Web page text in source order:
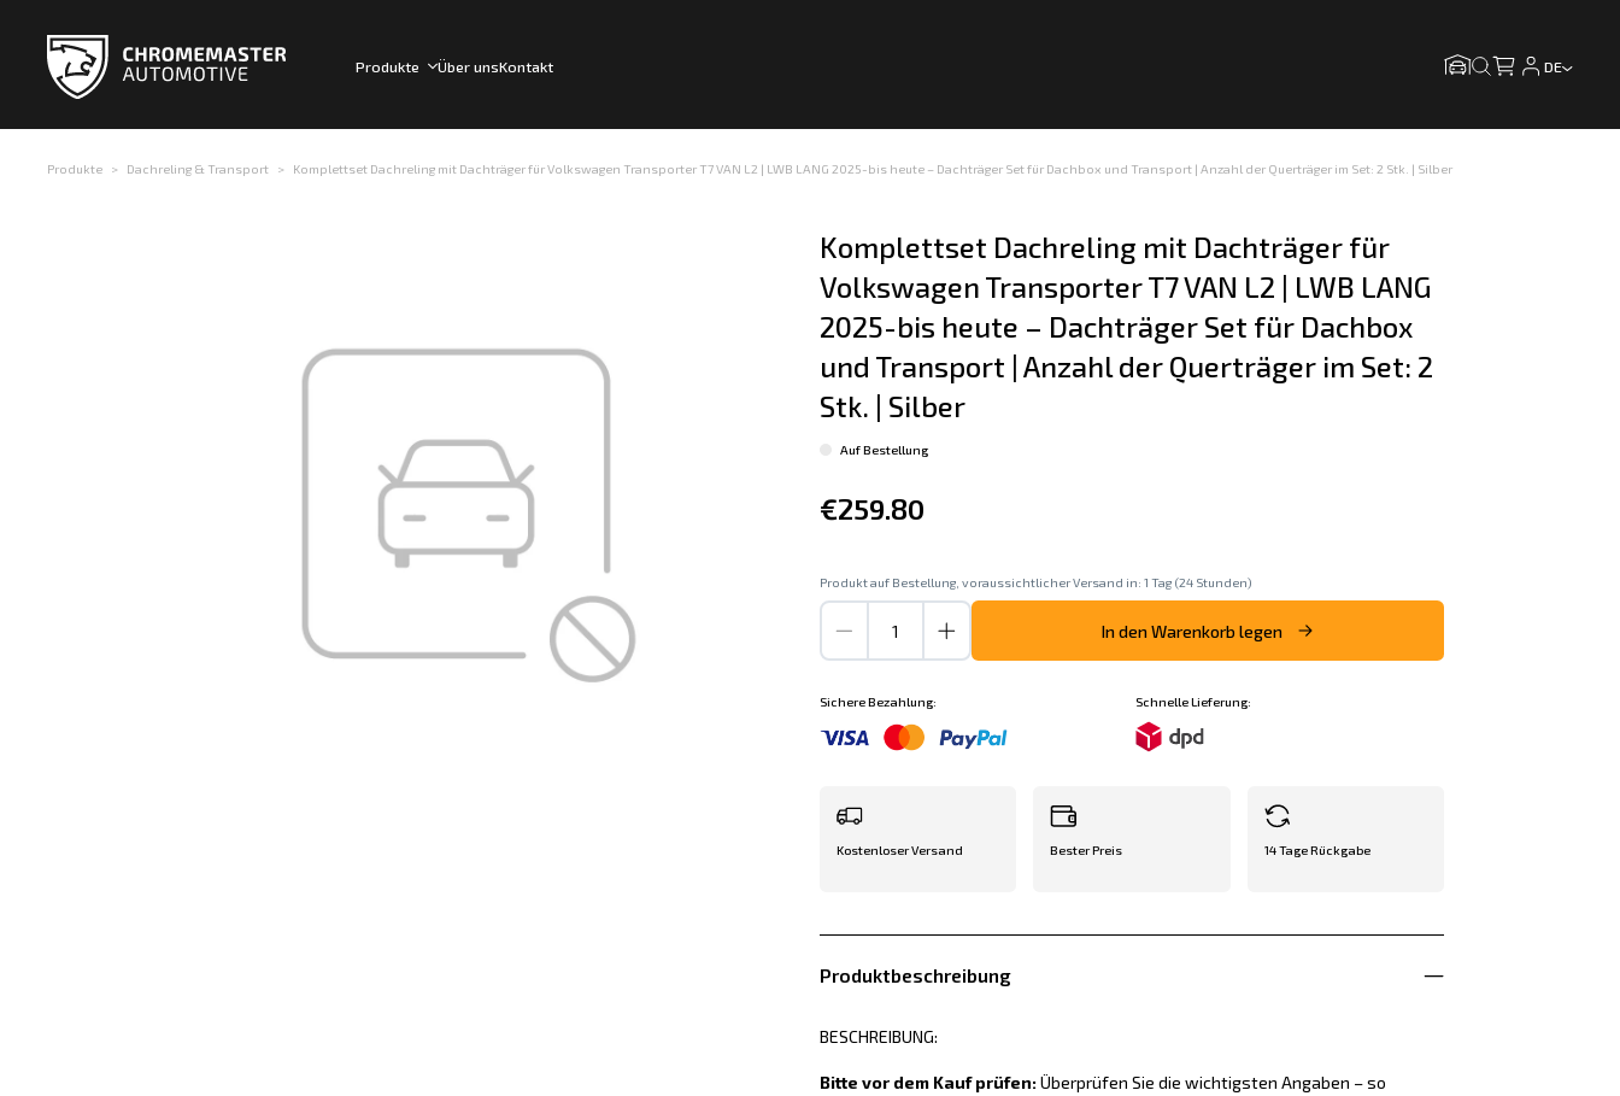
Produkte Über unsKontakt DE
Produkte Dachreling & Transport Komplettset Dachreling mit Dachträger für Volkswagen Transporter T7 VAN L2 | LWB LANG 2025-bis heute – Dachträger Set für Dachbox und Transport | Anzahl der Querträger im Set: 2 Stk. | Silber
Komplettset Dachreling mit Dachträger für
Volkswagen Transporter T7 VAN L2 | LWB LANG
2025-bis heute – Dachträger Set für Dachbox
und Transport | Anzahl der Querträger im Set: 2
Stk. | Silber
Auf Bestellung
€259.80
Produkt auf Bestellung, voraussichtlicher Versand in: 1 Tag (24 Stunden)
In den Warenkorb legen
Sichere Bezahlung: Schnelle Lieferung:
Kostenloser Versand Bester Preis 14 Tage Rückgabe
Produktbeschreibung
BESCHREIBUNG:
Bitte vor dem Kauf prüfen:Überprüfen Sie die wichtigsten Angaben – so